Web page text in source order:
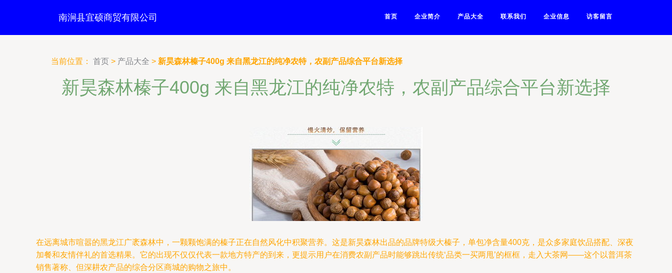
南涧县宜硕商贸有限公司 首页 企业简介 产品大全 联系我们 企业信息 访客留言
当前位置： 首页 > 产品大全 > 新昊森林榛子400g 来自黑龙江的纯净农特，农副产品综合平台新选择
新昊森林榛子400g 来自黑龙江的纯净农特，农副产品综合平台新选择
在远离城市喧嚣的黑龙江广袤森林中，一颗颗饱满的榛子正在自然风化中积聚营养。这是新昊森林出品的品牌特级大榛子，单包净含量400克，是众多家庭饮品搭配、深夜
加餐和友情伴礼的首选精果。它的出现不仅仅代表一款地方特产的到来，更提示用户在消费农副产品时能够跳出传统‘品类一买两甩’的框框，走入大茶网——这个以普洱茶
销售著称、但深耕农产品的综合分区商城的购物之旅中。